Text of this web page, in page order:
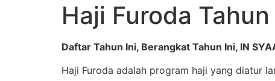
Haji Furoda
Daftar Tahun Ini, Berangkat Tahun Ini, IN
Haji Furoda adalah program haji yang diatur